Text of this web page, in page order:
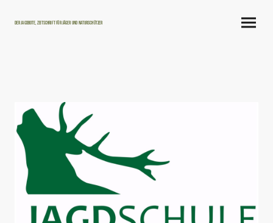
Der Jagdbote, Zeitschrift für Jäger und Naturschützer